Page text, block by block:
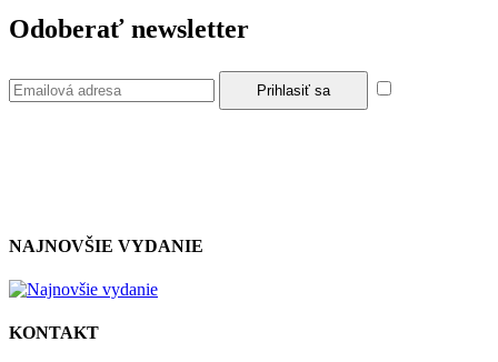
Odoberať newsletter
NAJNOVŠIE VYDANIE
KONTAKT